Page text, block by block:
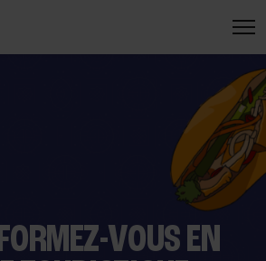
VOUS EN